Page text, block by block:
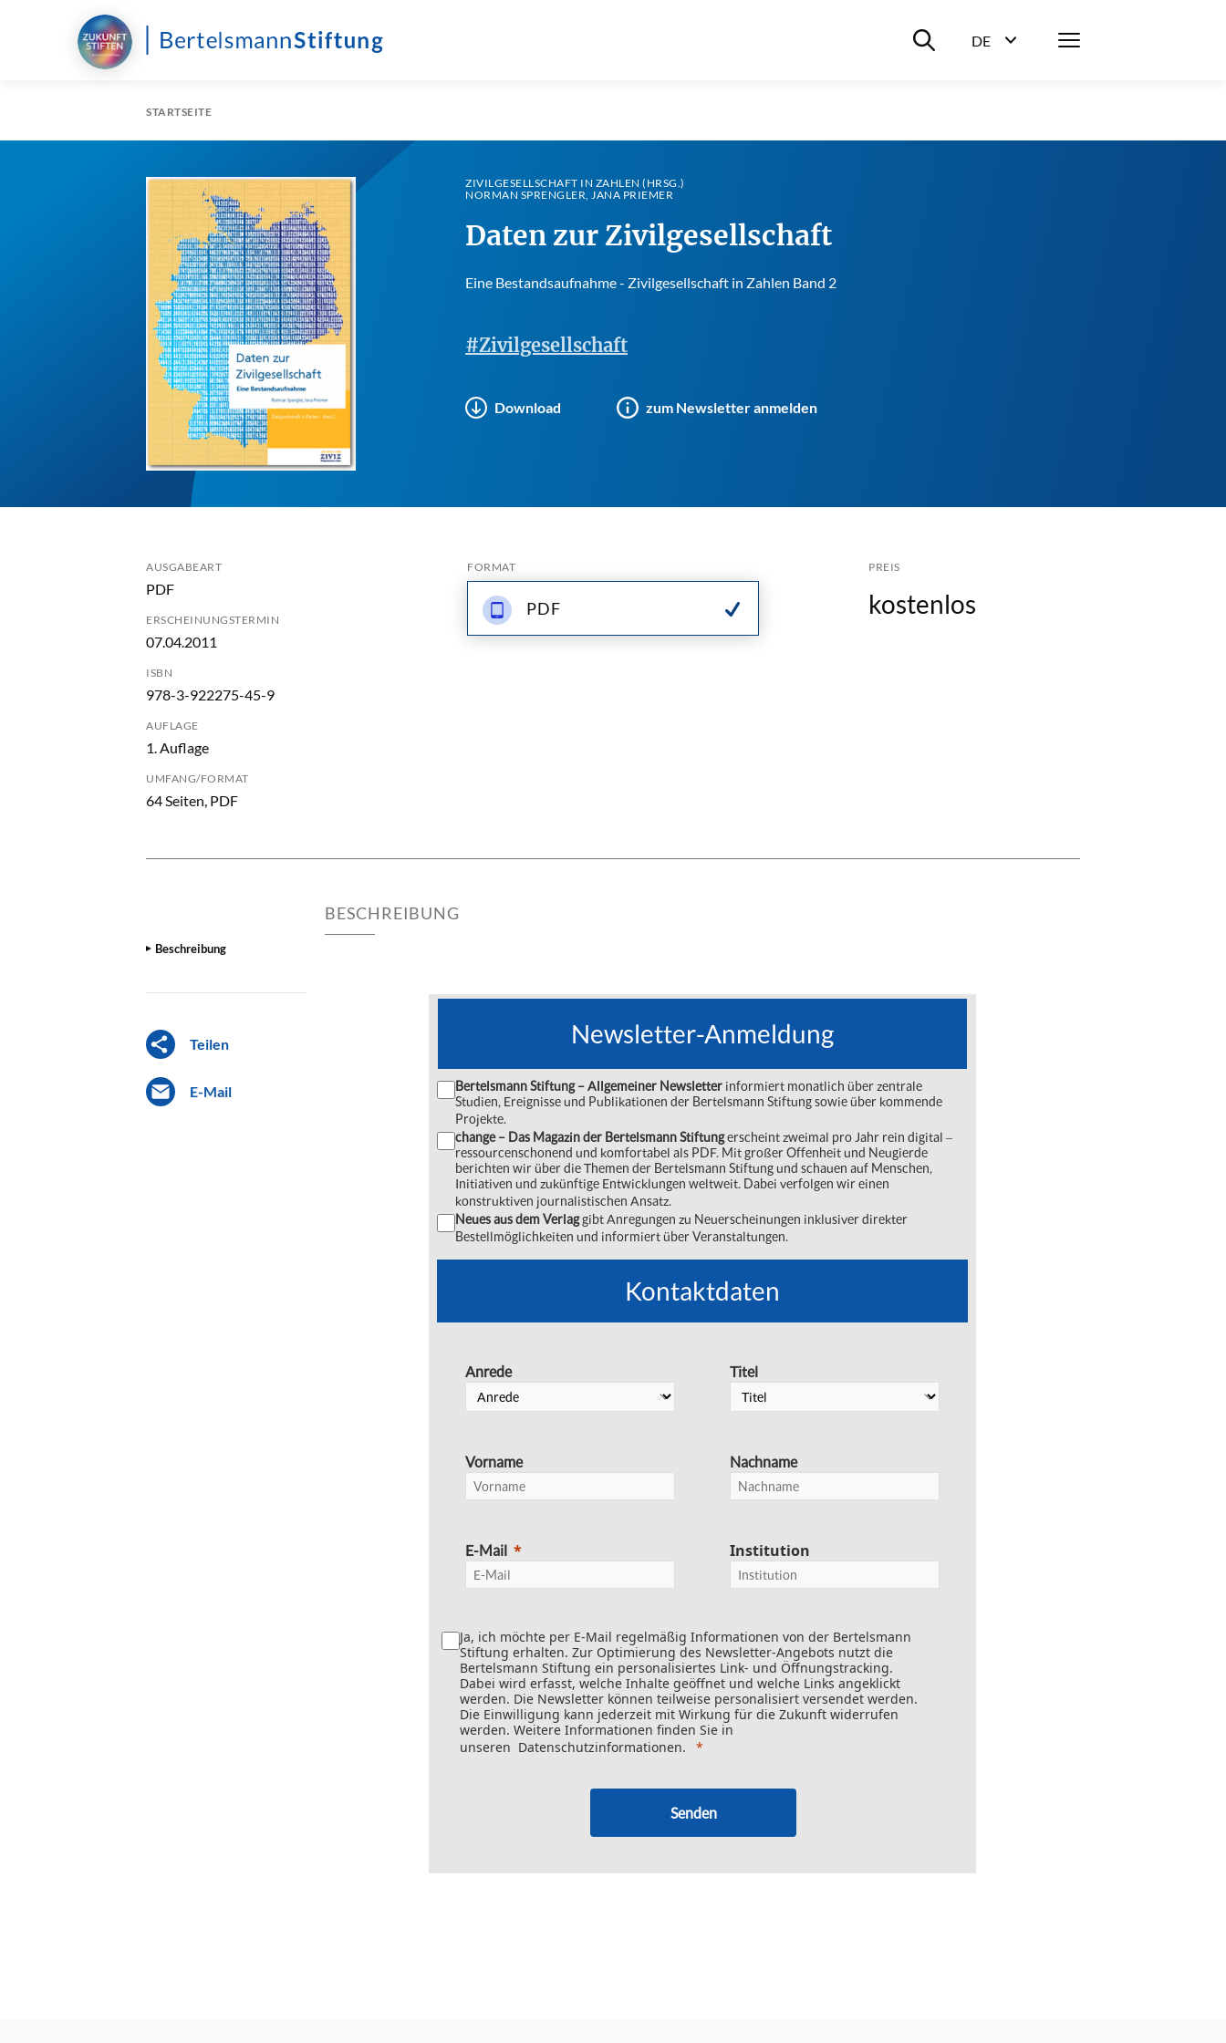
Suche ein-/ausblenden
DE
Menü
STARTSEITE
ZIVILGESELLSCHAFT IN ZAHLEN (HRSG.)
NORMAN SPRENGLER, JANA PRIEMER
Daten zur Zivilgesellschaft
Eine Bestandsaufnahme - Zivilgesellschaft in Zahlen Band 2
#Zivilgesellschaft
Download zum Newsletter anmelden
AUSGABEART
PDF
ERSCHEINUNGSTERMIN
07.04.2011
ISBN
978-3-922275-45-9
AUFLAGE
1. Auflage
UMFANG/FORMAT
64 Seiten, PDF
FORMAT
PDF
PREIS
kostenlos
Beschreibung
Teilen
E-Mail
BESCHREIBUNG
Newsletter-Anmeldung
Bertelsmann Stiftung – Allgemeiner Newsletter informiert monatlich über zentrale
Studien, Ereignisse und Publikationen der Bertelsmann Stiftung sowie über kommende
Projekte.
change – Das Magazin der Bertelsmann Stiftungerscheint zweimal pro Jahr rein digital ‒
ressourcenschonend und komfortabel als PDF. Mit großer Offenheit und Neugierde
berichten wir über die Themen der Bertelsmann Stiftung und schauen auf Menschen,
Initiativen und zukünftige Entwicklungen weltweit. Dabei verfolgen wir einen
konstruktiven journalistischen Ansatz.
Neues aus dem Verlaggibt Anregungen zu Neuerscheinungen inklusiver direkter
Bestellmöglichkeiten und informiert über Veranstaltungen.
Kontaktdaten
Anrede
Vorname
E-Mail
Titel
Nachname
Institution
Ja, ich möchte per E-Mail regelmäßig Informationen von der Bertelsmann
Stiftung erhalten. Zur Optimierung des Newsletter-Angebots nutzt die
Bertelsmann Stiftung ein personalisiertes Link- und Öffnungstracking.
Dabei wird erfasst, welche Inhalte geöffnet und welche Links angeklickt
werden. Die Newsletter können teilweise personalisiert versendet werden.
Die Einwilligung kann jederzeit mit Wirkung für die Zukunft widerrufen
werden. Weitere Informationen finden Sie in
unseren Datenschutzinformationen.
Senden